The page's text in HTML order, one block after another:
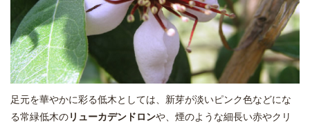
足元を華やかに彩る低木としては、新芽が淡いピンク色などにな
る常緑低木のリューカデンドロンや、煙のような細長い赤やクリ